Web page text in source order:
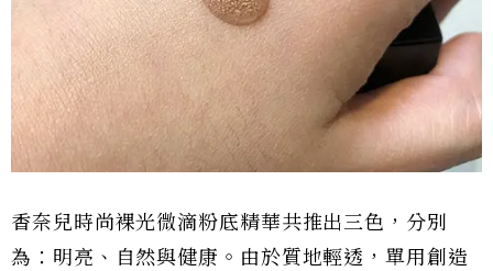
香奈兒時尚裸光微滴粉底精華共推出三色，分別
為：明亮、自然與健康。由於質地輕透，單用創造